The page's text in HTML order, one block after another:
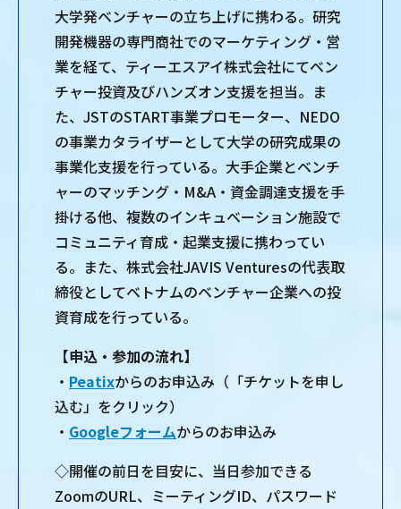
大学発ベンチャーの立ち上げに携わる。研究
開発機器の専門商社でのマーケティング・営
業を経て、ティーエスアイ株式会社にてベン
チャー投資及びハンズオン支援を担当。ま
た、JSTのSTART事業プロモーター、NEDO
の事業カタライザーとして大学の研究成果の
事業化支援を行っている。大手企業とベンチ
ャーのマッチング・M&A・資金調達支援を手
掛ける他、複数のインキュベーション施設で
コミュニティ育成・起業支援に携わってい
る。また、株式会社JAVIS Venturesの代表取
締役としてベトナムのベンチャー企業への投
資育成を行っている。
【申込・参加の流れ】
・ Peatixからのお申込み（「チケットを申し
込む」をクリック）
・ Googleフォームからのお申込み
◇開催の前日を目安に、当日参加できる
ZoomのURL、ミーティングID、パスワード